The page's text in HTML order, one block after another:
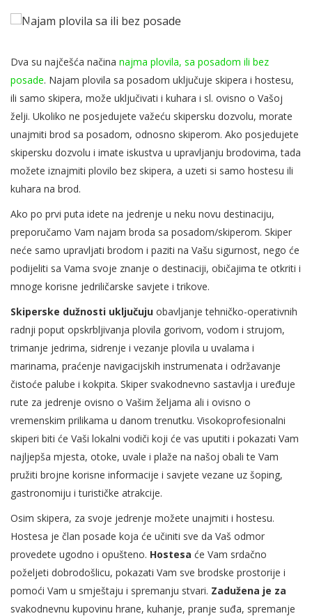
Dva su najčešća načina najma plovila, sa posadom ili bez
posade. Najam plovila sa posadom uključuje skipera i hostesu,
ili samo skipera, može uključivati i kuhara i sl. ovisno o Vašoj
želji. Ukoliko ne posjedujete važeću skipersku dozvolu, morate
unajmiti brod sa posadom, odnosno skiperom. Ako posjedujete
skipersku dozvolu i imate iskustva u upravljanju brodovima, tada
možete iznajmiti plovilo bez skipera, a uzeti si samo hostesu ili
kuhara na brod.
Ako po prvi puta idete na jedrenje u neku novu destinaciju,
preporučamo Vam najam broda sa posadom/skiperom. Skiper
neće samo upravljati brodom i paziti na Vašu sigurnost, nego će
podijeliti sa Vama svoje znanje o destinaciji, običajima te otkriti i
mnoge korisne jedriličarske savjete i trikove.
Skiperske dužnosti uključuju obavljanje tehničko-operativnih
radnji poput opskrbljivanja plovila gorivom, vodom i strujom,
trimanje jedrima, sidrenje i vezanje plovila u uvalama i
marinama, praćenje navigacijskih instrumenata i održavanje
čistoće palube i kokpita. Skiper svakodnevno sastavlja i uređuje
rute za jedrenje ovisno o Vašim željama ali i ovisno o
vremenskim prilikama u danom trenutku. Visokoprofesionalni
skiperi biti će Vaši lokalni vodiči koji će vas uputiti i pokazati Vam
najljepša mjesta, otoke, uvale i plaže na našoj obali te Vam
pružiti brojne korisne informacije i savjete vezane uz šoping,
gastronomiju i turističke atrakcije.
Osim skipera, za svoje jedrenje možete unajmiti i hostesu.
Hostesa je član posade koja će učiniti sve da Vaš odmor
provedete ugodno i opušteno. Hostesa će Vam srdačno
poželjeti dobrodošlicu, pokazati Vam sve brodske prostorije i
pomoći Vam u smještaju i spremanju stvari. Zadužena je za
svakodnevnu kupovinu hrane, kuhanje, pranje suđa, spremanje